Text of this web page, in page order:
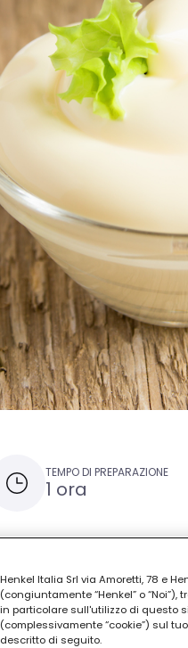
TEMPO DI PREPARAZIONE
1 ora
Henkel Italia Srl via Amoretti, 78 e
(congiuntamente “Henkel” o
in particolare sull'utilizzo di questo
(complessivamente “cookie”) sul
descritto di seguito.